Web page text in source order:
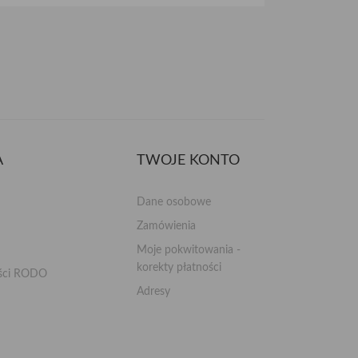
RODO
TWOJE KONTO
Dane osobowe
Zamówienia
Moje pokwitowania -
korekty płatności
Adresy